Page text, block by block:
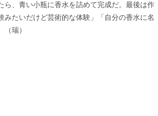
、青い小瓶に香水を詰めて完成だ。最後は作
たいだけど芸術的な体験」「自分の香水に名
瑞）